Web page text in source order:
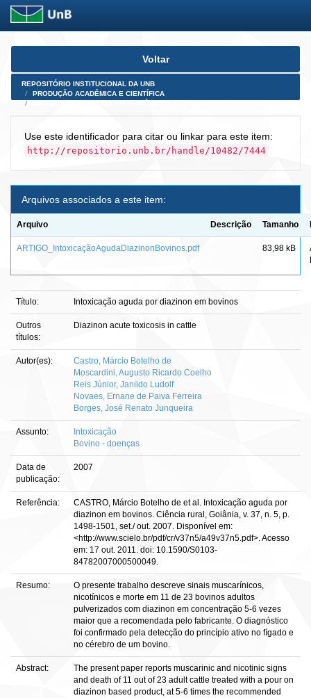
Skip
Voltar
REPOSITÓRIO INSTITUCIONAL DA UNB
PRODUÇÃO ACADÊMICA E CIENTÍFICA
Use este identificador para citar ou linkar para este item:
http://repositorio.unb.br/handle/10482/7444
Arquivos associados a este item:
Arquivo Descrição Tamanho
ARTIGO_IntoxicaçãoAgudaDiazinonBovinos.pdf 83,98 kB
Título: Intoxicação aguda por diazinon em bovinos
Outros
títulos:
Diazinon acute toxicosis in cattle
Autor(es):
Castro, Márcio Botelho de
Moscardini, Augusto Ricardo Coelho
Reis Júnior, Janildo Ludolf
Novaes, Ernane de Paiva Ferreira
Borges, José Renato Junqueira
Assunto:
Intoxicação
Bovino - doenças
Data de
publicação:
2007
Referência:
CASTRO, Márcio Botelho de et al. Intoxicação aguda por
diazinon em bovinos. Ciência rural, Goiânia, v. 37, n. 5, p.
1498-1501, set./ out. 2007. Disponível em:
<http://www.scielo.br/pdf/cr/v37n5/a49v37n5.pdf>. Acesso
em: 17 out. 2011. doi: 10.1590/S0103-
84782007000500049.
Resumo:
O presente trabalho descreve sinais muscarínicos,
nicotínicos e morte em 11 de 23 bovinos adultos
pulverizados com diazinon em concentração 5-6 vezes
maior que a recomendada pelo fabricante. O diagnóstico
foi confirmado pela detecção do princípio ativo no fígado e
no cérebro de um bovino.
Abstract:
The present paper reports muscarinic and nicotinic signs
and death of 11 out of 23 adult cattle treated with a pour on
diazinon based product, at 5-6 times the recommended